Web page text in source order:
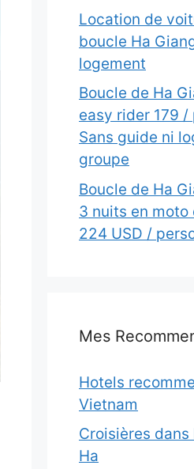
Location de
boucle Ha
logement
Boucle de Ha
easy rider 179 /
Sans guide ni
groupe
Boucle de Ha
3 nuits en moto
224 USD /
Mes
Hotels
Vietnam
Croisières
Ha